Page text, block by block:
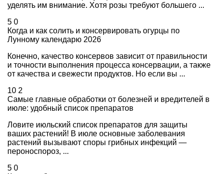
уделять им внимание. Хотя розы требуют большего ...
5 0
Когда и как солить и консервировать огурцы по
Лунному календарю 2026
Конечно, качество консервов зависит от правильности
и точности выполнения процесса консервации, а также
от качества и свежести продуктов. Но если вы ...
10 2
Самые главные обработки от болезней и вредителей в
июле: удобный список препаратов
Ловите июльский список препаратов для защиты
ваших растений! В июле основные заболевания
растений вызывают споры грибных инфекций —
пероноспороз, ...
5 0